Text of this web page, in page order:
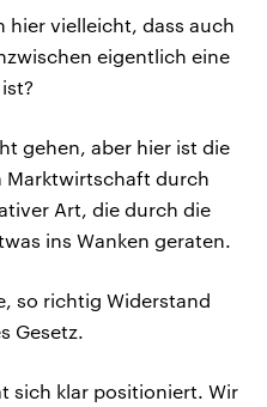
hier vielleicht, dass auch
eigentlich eine
gehen, aber hier ist die
Marktwirtschaft durch
Art, die durch die
ins Wanken geraten.
so richtig Widerstand
Gesetz.
sich klar positioniert. Wir